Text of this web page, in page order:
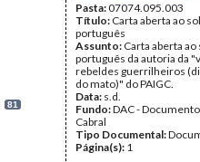
81
Pasta:07074.095.003
Título: Carta aberta ao
português
Assunto: Carta aberta
português da autoria da
rebeldes guerrilheiros
do mato)" do PAIGC.
Data: s.d.
Fundo:DAC -
Cabral
Tipo Documental:
Página(s): 1